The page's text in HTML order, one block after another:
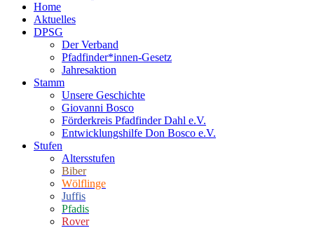
Home
Aktuelles
DPSG
Der Verband
Pfadfinder*innen-Gesetz
Jahresaktion
Stamm
Unsere Geschichte
Giovanni Bosco
Förderkreis Pfadfinder Dahl e.V.
Entwicklungshilfe Don Bosco e.V.
Stufen
Altersstufen
Biber
Wölflinge
Juffis
Pfadis
Rover